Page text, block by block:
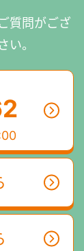
質問がござ
い。